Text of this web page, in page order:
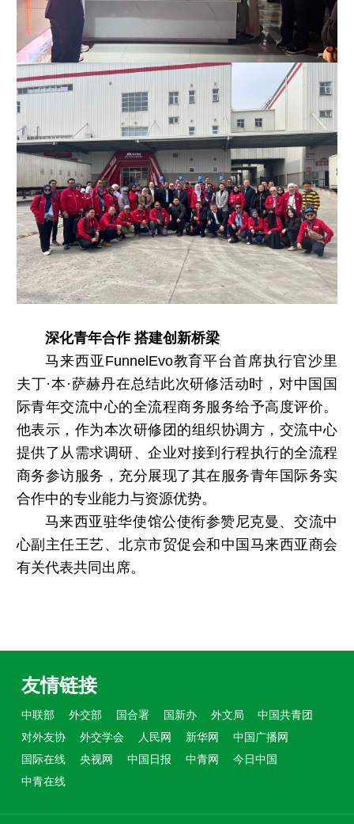
深化青年合作 搭建创新桥梁
马来西亚FunnelEvo教育平台首席执行官沙里
夫丁·本·萨赫丹在总结此次研修活动时，对中国国
际青年交流中心的全流程商务服务给予高度评价。
他表示，作为本次研修团的组织协调方，交流中心
提供了从需求调研、企业对接到行程执行的全流程
商务参访服务，充分展现了其在服务青年国际务实
合作中的专业能力与资源优势。
马来西亚驻华使馆公使衔参赞尼克曼、交流中
心副主任王艺、北京市贸促会和中国马来西亚商会
有关代表共同出席。
友情链接
中联部 外交部 国合署 国新办 外文局
中国共青团
对外友协
外交学会 人民网 新华网
中国广播网
国际在线
央视网 中国日报 中青网
今日中国
中青在线